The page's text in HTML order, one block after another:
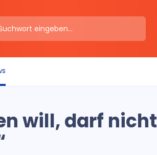
will, darf nicht